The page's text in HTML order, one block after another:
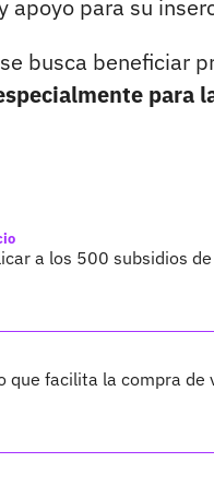
apoyo para su
busca beneficiar
para
a los 500 subsidios
que facilita la compra